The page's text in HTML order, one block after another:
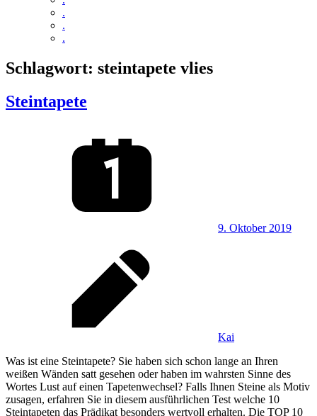
.
.
.
Schlagwort: steintapete vlies
Steintapete
9. Oktober 2019
Kai
Was ist eine Steintapete? Sie haben sich schon lange an Ihren
weißen Wänden satt gesehen oder haben im wahrsten Sinne des
Wortes Lust auf einen Tapetenwechsel? Falls Ihnen Steine als Motiv
zusagen, erfahren Sie in diesem ausführlichen Test welche 10
Steintapeten das Prädikat besonders wertvoll erhalten. Die TOP 10